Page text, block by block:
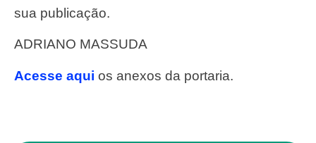
sua publicação.
ADRIANO MASSUDA
Acesse aqui os anexos da portaria.